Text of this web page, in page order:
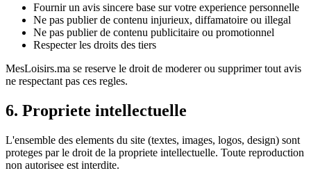
Fournir un avis sincere base sur votre experience personnelle
Ne pas publier de contenu injurieux, diffamatoire ou illegal
Ne pas publier de contenu publicitaire ou promotionnel
Respecter les droits des tiers
MesLoisirs.ma se reserve le droit de moderer ou supprimer tout avis
ne respectant pas ces regles.
6. Propriete intellectuelle
L'ensemble des elements du site (textes, images, logos, design) sont
proteges par le droit de la propriete intellectuelle. Toute reproduction
non autorisee est interdite.